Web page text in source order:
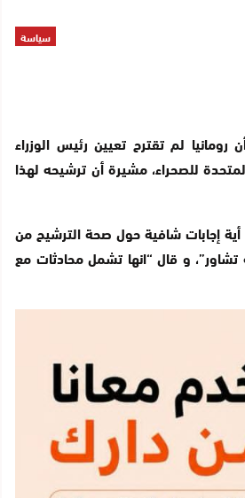
سياسة
أن رومانيا لم تقترح تعيين رئيس الوزراء
للصحراء، مشيرة أن ترشيحه لهذا
إجابات شافية حول صحة الترشيح من
تشاور”، و قال “انها تشمل محادثات مع